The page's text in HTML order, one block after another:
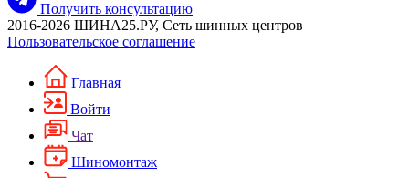
Получить консультацию
2016-2026 ШИНА25.РУ, Сеть шинных центров
Пользовательское соглашение
Главная
Войти
Чат
Шиномонтаж